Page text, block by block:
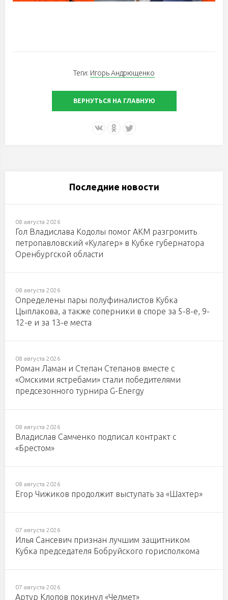
Теги: Игорь Андрющенко
ВЕРНУТЬСЯ НА ГЛАВНУЮ
Последние новости
08 августа 2026
Гол Владислава Кодолы помог АКМ разгромить
петропавловский «Кулагер» в Кубке губернатора
Оренбургской области
08 августа 2026
Определены пары полуфиналистов Кубка
Цыплакова, а также соперники в споре за 5-8-е, 9-
12-е и за 13-е места
08 августа 2026
Роман Ламан и Степан Степанов вместе с
«Омскими ястребами» стали победителями
предсезонного турнира G-Energy
08 августа 2026
Владислав Самченко подписал контракт с
«Брестом»
08 августа 2026
Егор Чижиков продолжит выступать за «Шахтер»
07 августа 2026
Илья Сансевич признан лучшим защитником
Кубка председателя Бобруйского горисполкома
07 августа 2026
Артур Клопов покинул «Челмет»